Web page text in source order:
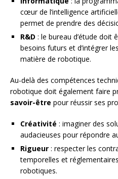
cœur de l’intelligence
permet de prendre des
R&D : le bureau d’étude doit
besoins futurs et d’intégrer
matière de robotique.
Au-delà des compétences
robotique doit également faire
savoir-être pour réussir ses
Créativité : imaginer des
audacieuses pour répondre
Rigueur : respecter les
temporelles et
robotiques.